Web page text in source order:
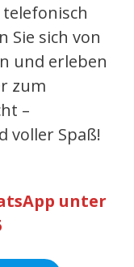
Sie sich von
und erleben
zum
–
voller Spaß!
unter